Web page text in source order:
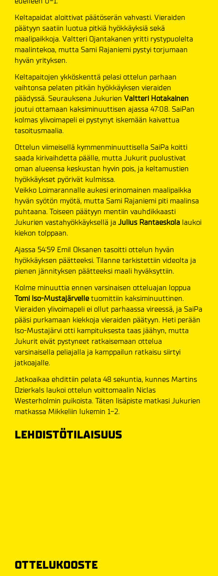
Keltapaidat aloittivat päätöserän vahvasti. Vieraiden
päätyyn saatiin luotua pitkiä hyökkäyksiä sekä
maalipaikkoja. Valtteri Ojantakanen yritti rystypuolelta
maalintekoa, mutta Sami Rajaniemi pystyi torjumaan
hyvän yrityksen.
Keltapaitojen ykköskenttä pelasi ottelun parhaan
vaihtonsa pelaten pitkän hyökkäyksen vieraiden
päädyssä. Seurauksena Jukurien Valtteri Hotakainen
joutui ottamaan kaksiminuuttisen ajassa 47:08. SaiPan
kolmas ylivoimapeli ei pystynyt iskemään kaivattua
tasoitusmaalia.
Ottelun viimeisellä kymmenminuuttisella SaiPa koitti
saada kirivaihdetta päälle, mutta Jukurit puolustivat
oman alueensa keskustan hyvin pois, ja keltamustien
hyökkäykset pyörivät kulmissa.
Veikko Loimarannalle aukesi erinomainen maalipaikka
hyvän syötön myötä, mutta Sami Rajaniemi piti maalinsa
puhtaana. Toiseen päätyyn mentiin vauhdikkaasti
Jukurien vastahyökkäyksellä ja Julius Rantaeskola laukoi
kiekon tolppaan.
Ajassa 54:59 Emil Oksanen tasoitti ottelun hyvän
hyökkäyksen päätteeksi. Tilanne tarkistettiin videolta ja
pienen jännityksen päätteeksi maali hyväksyttiin.
Kolme minuuttia ennen varsinaisen otteluajan loppua
Tomi Iso-Mustajärvelle tuomittiin kaksiminuuttinen.
Vieraiden ylivoimapeli ei ollut parhaassa vireessä, ja SaiPa
pääsi purkamaan kiekkoja vieraiden päätyyn. Heti perään
Iso-Mustajärvi otti kampituksesta taas jäähyn, mutta
Jukurit eivät pystyneet ratkaisemaan ottelua
varsinaisella peliajalla ja kamppailun ratkaisu siirtyi
jatkoajalle.
Jatkoaikaa ehdittiin pelata 48 sekuntia, kunnes Martins
Dzierkals laukoi ottelun voittomaalin Niclas
Westerholmin puikoista. Täten lisäpiste matkasi Jukurien
matkassa Mikkeliin lukemin 1-2.
LEHDISTÖTILAISUUS
OTTELUKOOSTE